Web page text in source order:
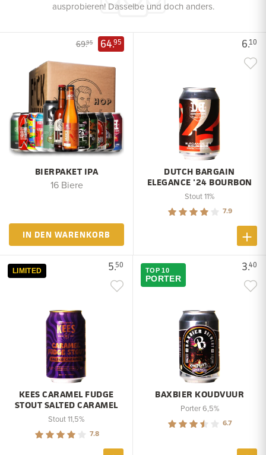
ausprobieren! Dasselbe und doch anders.
69.95 64.95
BIERPAKET IPA
16 Biere
IN DEN WARENKORB
6.10
DUTCH BARGAIN
ELEGANCE '24 BOURBON
Stout 11%
7.9
5.50
LIMITED
KEES CARAMEL FUDGE
STOUT SALTED CARAMEL
Stout 11,5%
7.8
3.40
TOP 10
PORTER
BAXBIER KOUDVUUR
Porter 6,5%
6.7